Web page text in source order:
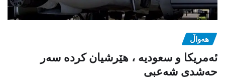
هەواڵ
ئەمریکا و سعودیە ، هێرشیان کردە سەر
حەشدی شەعبی